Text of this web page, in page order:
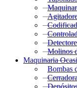
Molinos
Maquinaria
Bombas